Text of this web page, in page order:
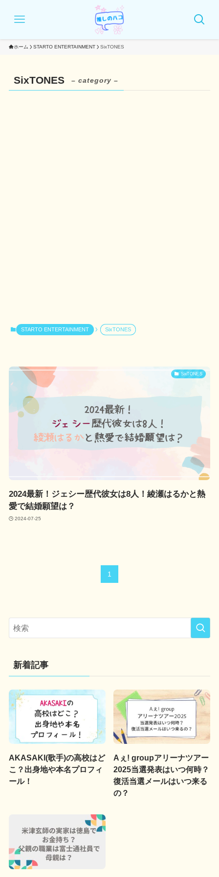
ホーム STARTO ENTERTAINMENT SixTONES
SixTONES – category –
STARTO ENTERTAINMENT SixTONES
SixTONES
2024最新！ジェシー歴代彼女は8人！綾瀬はるかと熱
愛で結婚願望は？
2024-07-25
1
新着記事
AKASAKI(歌手)の高校はど
こ？出身地や本名プロフィ
ール！
Aぇ! groupアリーナツアー
2025当選発表はいつ何時？
復活当選メールはいつ来る
の？